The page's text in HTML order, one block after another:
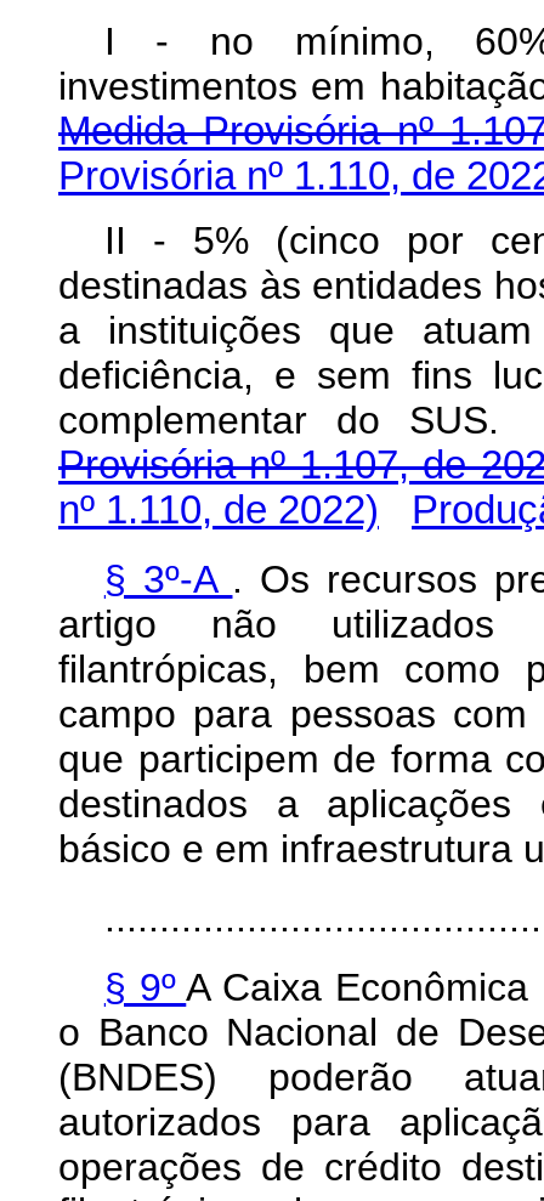
I - no mínimo,
investimentos em
Medida Provisória nº
Provisória nº 1.110, de
II - 5% (cinco por
destinadas às entidades
a instituições que
deficiência, e sem fins
complementar do
Provisória nº 1.107, de
nº 1.110, de 2022)
§ 3º-A . Os recursos
artigo não utilizados
filantrópicas, bem como
campo para pessoas
que participem de forma
destinados a aplicações
básico e em infraestrutura
§ 9ºA Caixa
o Banco Nacional de
(BNDES) poderão
autorizados para
operações de crédito